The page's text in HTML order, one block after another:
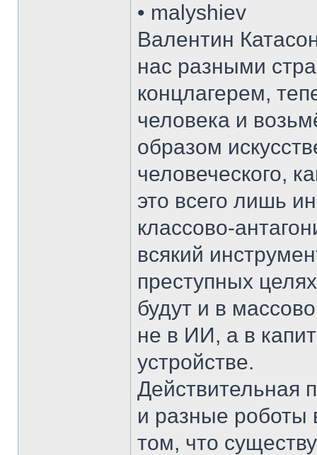
• malyshiev
Валентин
нас разными
концлагерем,
человека и
образом
человеческого,
это всего лишь
классово-
всякий
преступных
будут и в
не в ИИ, а в
устройстве.
Действительная
и разные роботы
том, что